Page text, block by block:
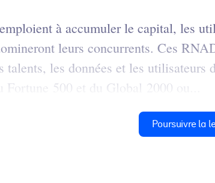
à accumuler le capital, les
leurs concurrents. Ces
talents, les données et les
Fortune 500 et du Global 2000 ou...
Poursuivre la